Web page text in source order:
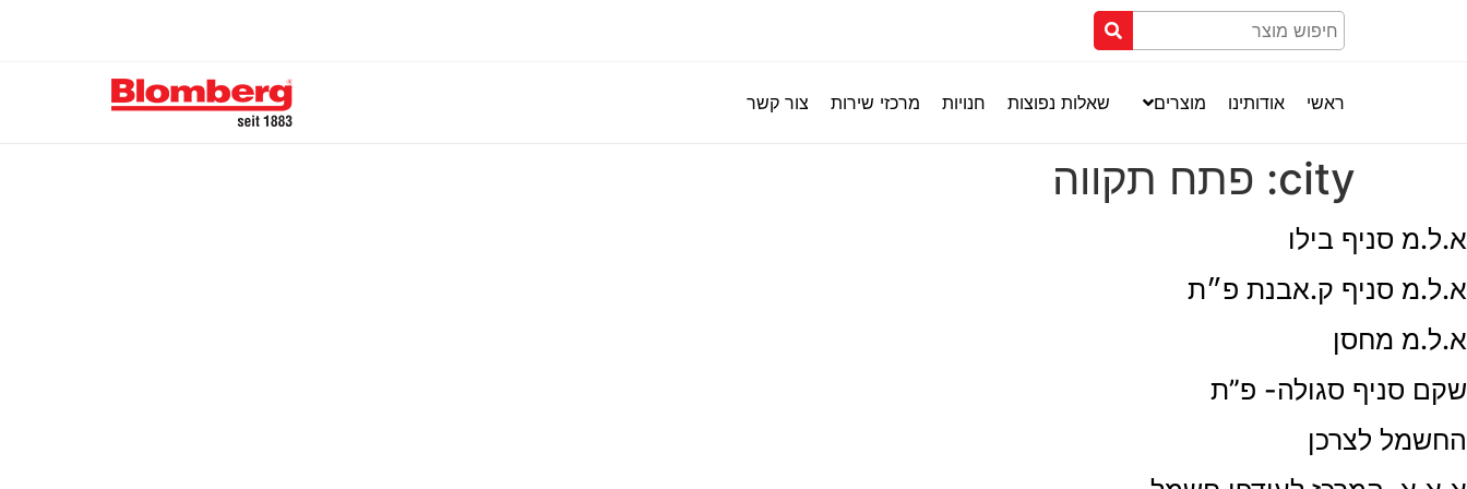
ראשי אודותינו מוצרים שאלות נפוצות חנויות מרכזי שירות צור קשר
city: פתח תקווה
א.ל.מ סניף בילו
א.ל.מ סניף ק.אבנת פ״ת
א.ל.מ מחסן
שקם סניף סגולה- פ”ת
החשמל לצרכן